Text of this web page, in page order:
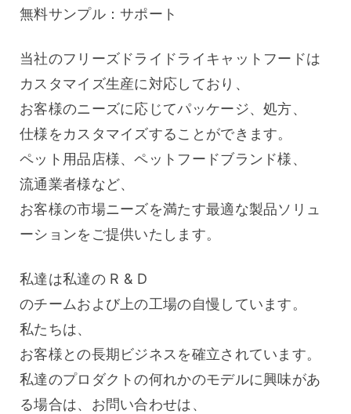
無料サンプル：サポート
当社のフリーズドライドライキャットフードは
カスタマイズ生産に対応しており、
お客様のニーズに応じてパッケージ、処方、
仕様をカスタマイズすることができます。
ペット用品店様、ペットフードブランド様、
流通業者様など、
お客様の市場ニーズを満たす最適な製品ソリュ
ーションをご提供いたします。
私達は私達の R & D
のチームおよび上の工場の自慢しています。
私たちは、
お客様との長期ビジネスを確立されています。
私達のプロダクトの何れかのモデルに興味があ
る場合は、お問い合わせは、